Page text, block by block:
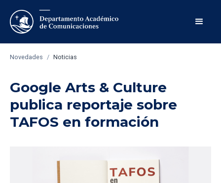
Novedades / Noticias
Google Arts & Culture
publica reportaje sobre
TAFOS en formación